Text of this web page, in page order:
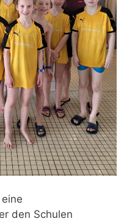
den Schulen